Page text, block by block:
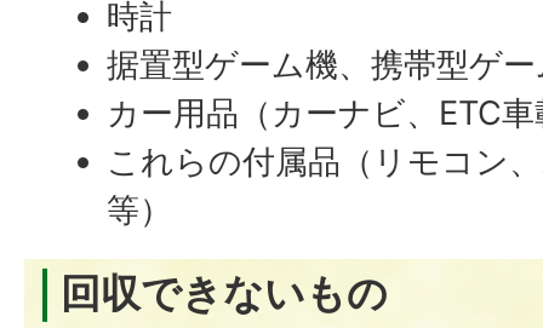
時計
据置型ゲーム機、携帯型ゲ
カー用品（カーナビ、ETC
これらの付属品（リモコン
等）
回収できないもの